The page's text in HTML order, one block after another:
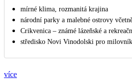
mírné klima, rozmanitá krajina
národní parky a malebné ostrovy
Crikvenica – známé lázeňské a
středisko Novi Vinodolski pro
více